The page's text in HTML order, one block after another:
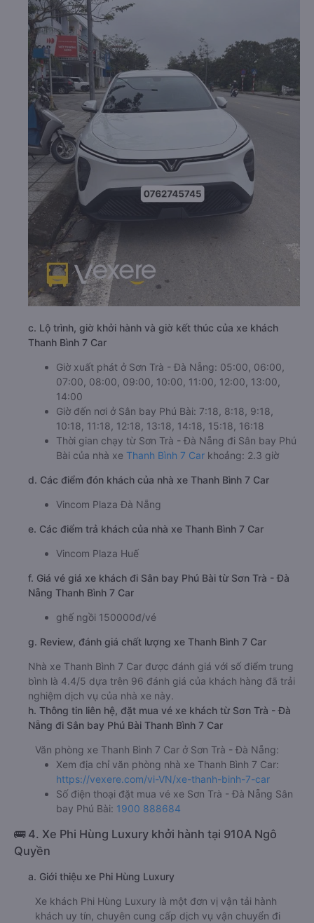
c. Lộ trình, giờ khởi hành và giờ kết thúc của xe khách
Thanh Bình 7 Car
Giờ xuất phát ở Sơn Trà - Đà Nẵng: 05:00, 06:00,
07:00, 08:00, 09:00, 10:00, 11:00, 12:00, 13:00,
14:00
Giờ đến nơi ở Sân bay Phú Bài: 7:18, 8:18, 9:18,
10:18, 11:18, 12:18, 13:18, 14:18, 15:18, 16:18
Thời gian chạy từ Sơn Trà - Đà Nẵng đi Sân bay Phú
Bài của nhà xe Thanh Bình 7 Car khoảng: 2.3 giờ
d. Các điểm đón khách của nhà xe Thanh Bình 7 Car
Vincom Plaza Đà Nẵng
e. Các điểm trả khách của nhà xe Thanh Bình 7 Car
Vincom Plaza Huế
f. Giá vé giá xe khách đi Sân bay Phú Bài từ Sơn Trà - Đà
Nẵng Thanh Bình 7 Car
ghế ngồi 150000đ/vé
g. Review, đánh giá chất lượng xe Thanh Bình 7 Car
Nhà xe Thanh Bình 7 Car được đánh giá với số điểm trung
bình là 4.4/5 dựa trên 96 đánh giá của khách hàng đã trải
nghiệm dịch vụ của nhà xe này.
h. Thông tin liên hệ, đặt mua vé xe khách từ Sơn Trà - Đà
Nẵng đi Sân bay Phú Bài Thanh Bình 7 Car
Văn phòng xe Thanh Bình 7 Car ở Sơn Trà - Đà Nẵng:
Xem địa chỉ văn phòng nhà xe Thanh Bình 7 Car:
https://vexere.com/vi-VN/xe-thanh-binh-7-car
Số điện thoại đặt mua vé xe Sơn Trà - Đà Nẵng Sân
bay Phú Bài: 1900 888684
🚌 4. Xe Phi Hùng Luxury khởi hành tại 910A Ngô
Quyền
a. Giới thiệu xe Phi Hùng Luxury
Xe khách Phi Hùng Luxury là một đơn vị vận tải hành
khách uy tín, chuyên cung cấp dịch vụ vận chuyển đi